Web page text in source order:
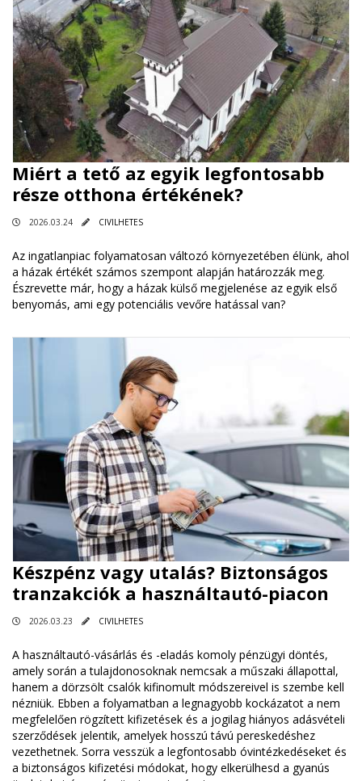
Miért a tető az egyik legfontosabb
része otthona értékének?
2026.03.24 CIVILHETES
Az ingatlanpiac folyamatosan változó környezetében élünk, ahol
a házak értékét számos szempont alapján határozzák meg.
Észrevette már, hogy a házak külső megjelenése az egyik első
benyomás, ami egy potenciális vevőre hatással van?
Készpénz vagy utalás? Biztonságos
tranzakciók a használtautó-piacon
2026.03.23 CIVILHETES
A használtautó-vásárlás és -eladás komoly pénzügyi döntés,
amely során a tulajdonosoknak nemcsak a műszaki állapottal,
hanem a dörzsölt csalók kifinomult módszereivel is szembe kell
nézniük. Ebben a folyamatban a legnagyobb kockázatot a nem
megfelelően rögzített kifizetések és a jogilag hiányos adásvételi
szerződések jelentik, amelyek hosszú távú pereskedéshez
vezethetnek. Sorra vesszük a legfontosabb óvintézkedéseket és
a biztonságos kifizetési módokat, hogy elkerülhesd a gyanús